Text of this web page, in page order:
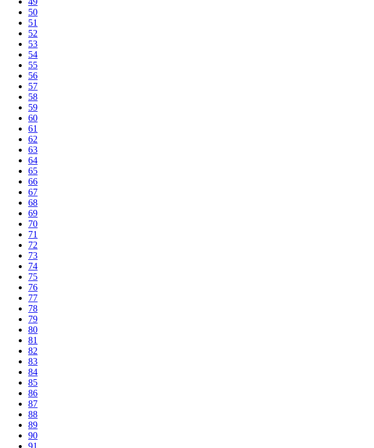
50
51
52
53
54
55
56
57
58
59
60
61
62
63
64
65
66
67
68
69
70
71
72
73
74
75
76
77
78
79
80
81
82
83
84
85
86
87
88
89
90
91